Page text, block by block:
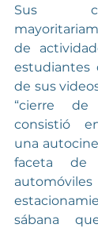
Sus
de
estudiantes
de sus
“cierre
consistió
una
faceta de
sábana